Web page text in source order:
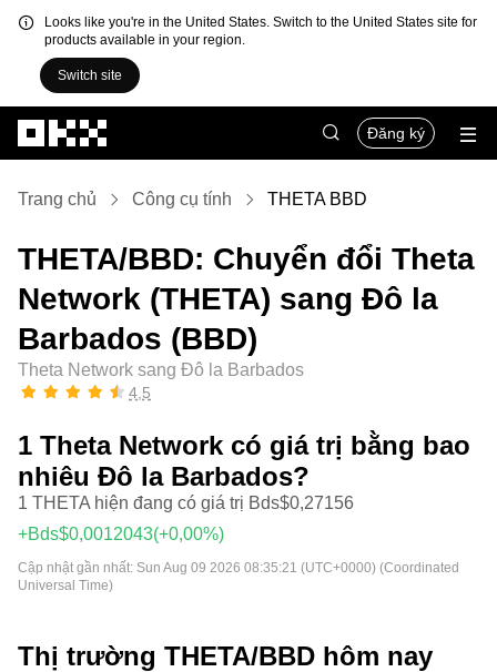
Looks like you're in the United States. Switch to the United States site for
products available in your region.
Switch site
Đăng ký
Trang chủ Công cụ tính THETA BBD
THETA/BBD: Chuyển đổi Theta
Network (THETA) sang Đô la
Barbados (BBD)
Theta Network sang Đô la Barbados
4,5
1 Theta Network có giá trị bằng bao
nhiêu Đô la Barbados?
1 THETA hiện đang có giá trị Bds$0,27156
+Bds$0,0012043(+0,00%)
Cập nhật gần nhất: Sun Aug 09 2026 08:35:21 (UTC+0000) (Coordinated
Universal Time)
Thị trường THETA/BBD hôm nay